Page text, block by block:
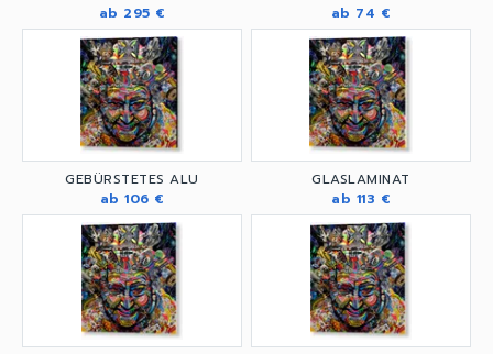
ab 295 €
ab 74 €
GEBÜRSTETES ALU
ab 106 €
GLASLAMINAT
ab 113 €